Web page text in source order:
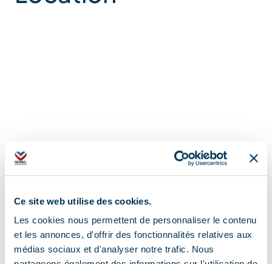
Ce site web utilise des cookies.
Les cookies nous permettent de personnaliser le contenu
et les annonces, d'offrir des fonctionnalités relatives aux
médias sociaux et d'analyser notre trafic. Nous